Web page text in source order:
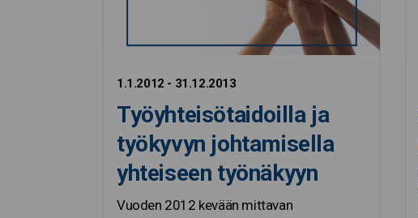
1.1.2012 - 31.12.2013
Työyhteisötaidoilla ja
työkyvyn johtamisella
yhteiseen työnäkyyn
Vuoden 2012 kevään mittavan